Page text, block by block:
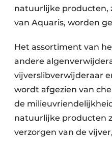
natuurlijke producten,
van Aquaris, worden
Het assortiment van
andere
vijverslibverwijderaar
wordt afgezien van
de
natuurlijke producten
verzorgen van de